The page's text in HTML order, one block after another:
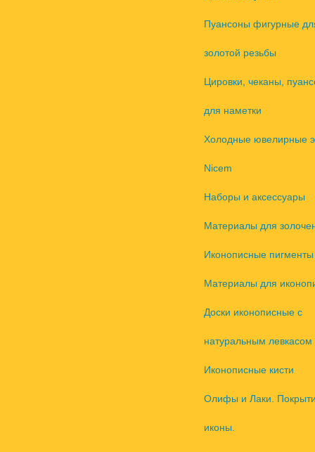
Пуансоны фигурные
золотой резьбы
Цировки, чеканы,
для наметки
Холодные ювелирные
Nicem
Наборы и аксессуары
Материалы для
Иконописные пигменты
Материалы для
Доски иконописные с
натуральным левкасом
Иконописные кисти
Олифы и Лаки.
иконы.